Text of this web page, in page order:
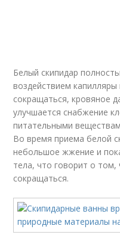
Белый скипидар
воздействием
сокращаться, кровяное
улучшается снабжение
питательными
Во время приема белой
небольшое жжение и
тела, что говорит о
сокращаться.